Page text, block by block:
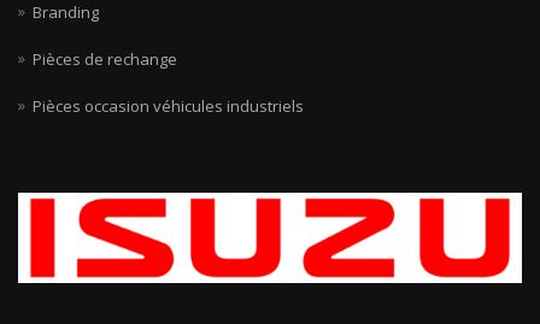
Branding
Pièces de rechange
Pièces occasion véhicules industriels